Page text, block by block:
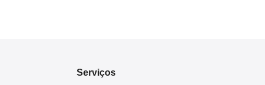
Serviços